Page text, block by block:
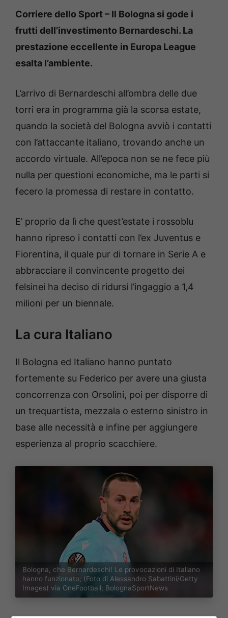
Corriere dello Sport – Il Bologna si gode i
frutti dell’investimento Bernardeschi. La
prestazione eccellente in Europa League
esalta l’ambiente.
L’arrivo di Bernardeschi all’ombra delle due
torri era in programma già la scorsa estate,
quando la società del Bologna avviò i contatti
con l’attaccante italiano, trovando anche un
accordo virtuale. All’epoca non se ne fece più
nulla per questioni economiche, ma le parti si
fecero la promessa di restare in contatto.
E’ proprio da lì che quest’estate i rossoblu
hanno ripreso i contatti con l’ex Juventus e
Fiorentina, il quale pur di tornare in Serie A e
abbracciare il convincente progetto dei
felsinei ha deciso di ridursi l’ingaggio a 1,4
milioni per un biennale.
La cura Italiano
Il Bologna ed Italiano hanno puntato
fortemente su Federico per avere una giusta
concorrenza con Orsolini, poi per disporre di
un trequartista, mezzala o esterno sinistro in
base alle necessità e infine per aggiungere
esperienza al proprio scacchiere.
Bologna, che Bernardeschi! Le provocazioni di Italiano
hanno funzionato; (Foto di Alessandro Sabattini/Getty
Images) via OneFootball; BolognaSportNews